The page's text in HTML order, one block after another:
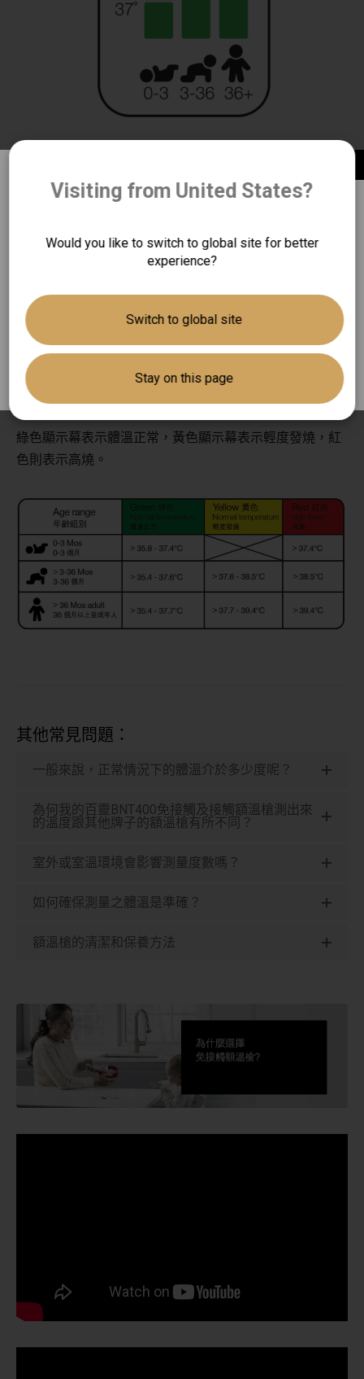
能以及顏色背光顯示？
狀態，會有不同的發燒界定。根據臨床研究顯示，嬰兒、
幼童及成年人的發燒界定的確存在不同。
測量體溫：
根據使用者的年齡區間提供不同的發燒定義，從而更準確
地判斷體溫異常情況。並透過顏色背光顯示，在額溫槍的
顯示屏上，根據測量結果以不同的顏色顯示，以便用戶更
直觀地理解體溫狀態。
綠色顯示幕表示體溫正常，黃色顯示幕表示輕度發燒，紅
色則表示高燒。
其他常見問題：
一般來說，正常情況下的體溫介於多少度呢？
為何我的百靈BNT400免接觸及接觸額溫槍測出來
的溫度跟其他牌子的額溫槍有所不同？
室外或室溫環境會影響測量度數嗎？
如何確保測量之體溫是準確？
額溫槍的清潔和保養方法
恆隆行貿易股份有限公司為百靈體溫計於台灣
唯一總代理。購買平行輸入百靈體溫計是無法
有關百靈體溫計於台灣的銷售及售後服務，歡
將有專員替您服務。
Visiting from United States?
Would you like to switch to global site for better
experience?
Switch to global site
Stay on this page